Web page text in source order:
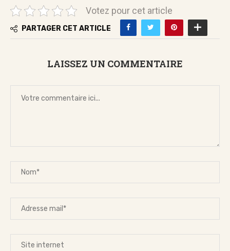
Votez pour cet article
PARTAGER CET ARTICLE
LAISSEZ UN COMMENTAIRE